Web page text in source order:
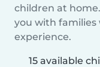
children at
you with families
experience.
15 available